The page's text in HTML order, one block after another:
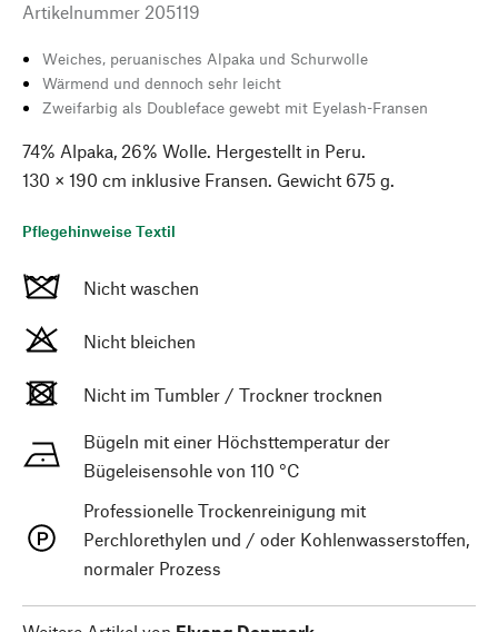
Artikelnummer 205119
Weiches, peruanisches Alpaka und Schurwolle
Wärmend und dennoch sehr leicht
Zweifarbig als Doubleface gewebt mit Eyelash-Fransen
74% Alpaka, 26% Wolle. Hergestellt in Peru.
130 × 190 cm inklusive Fransen. Gewicht 675 g.
Pflegehinweise Textil
Nicht waschen
Nicht bleichen
Nicht im Tumbler / Trockner trocknen
Bügeln mit einer Höchsttemperatur der
Bügeleisensohle von 110 °C
Professionelle Trockenreinigung mit
Perchlorethylen und / oder Kohlenwasserstoffen,
normaler Prozess